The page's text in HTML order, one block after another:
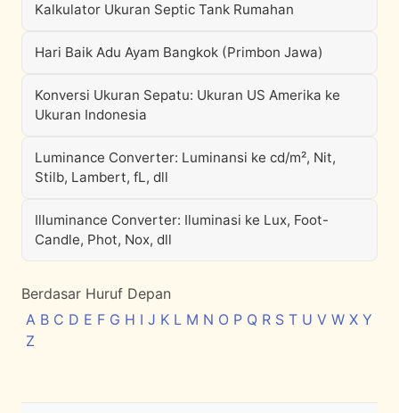
Kalkulator Ukuran Septic Tank Rumahan
Hari Baik Adu Ayam Bangkok (Primbon Jawa)
Konversi Ukuran Sepatu: Ukuran US Amerika ke
Ukuran Indonesia
Luminance Converter: Luminansi ke cd/m², Nit,
Stilb, Lambert, fL, dll
Illuminance Converter: Iluminasi ke Lux, Foot-
Candle, Phot, Nox, dll
Berdasar Huruf Depan
A B C D E F G H I J K L M N O P Q R S T U V W X Y
Z